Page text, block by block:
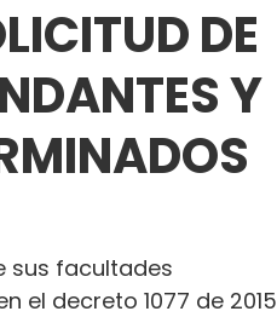
DE
Y
sus facultades
el decreto 1077 de 2015